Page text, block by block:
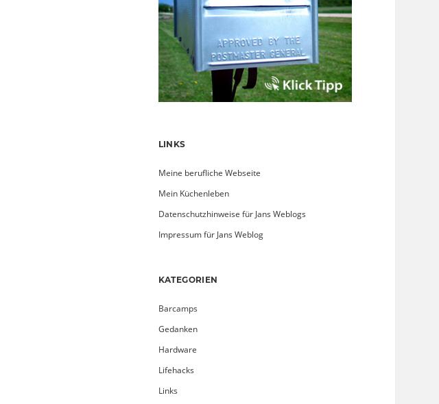
LINKS
Meine berufliche Webseite
Mein Küchenleben
Datenschutzhinweise für Jans Weblogs
Impressum für Jans Weblog
KATEGORIEN
Barcamps
Gedanken
Hardware
Lifehacks
Links